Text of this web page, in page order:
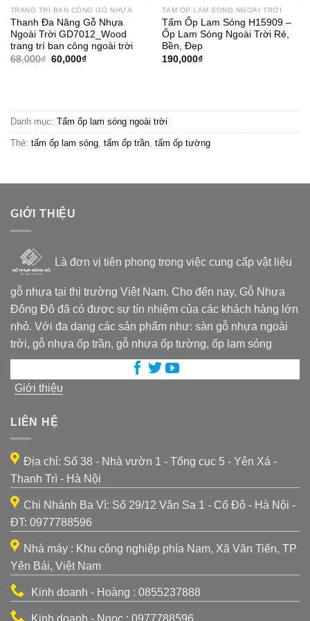
TRANG TRÍ BAN CÔNG GỖ NHỰA
Thanh Đa Năng Gỗ Nhựa
Ngoài Trời GD7012_Wood
trang trí ban công ngoài trời
68,000₫ Giá
gốc
60,000₫Giá
TẤM ỐP LAM SÓNG NGOÀI TRỜI
Tấm Ốp Lam Sóng H15909 –
Ốp Lam Sóng Ngoài Trời Rẻ,
Bền, Đẹp
190,000₫
Danh mục: Tấm ốp lam sóng ngoài trời
Thẻ: tấm ốp lam sóng, tấm ốp trần, tấm ốp tường
GIỚI THIỆU
Là đơn vị tiên phong trong việc cung cấp vật liệu
gỗ nhựa tại thị trường Việt Nam. Cho đến nay, Gỗ Nhựa
Đông Đô đã có được sự tín nhiệm của các khách hàng lớn
nhỏ. Với đa dạng các sản phẩm như: sàn gỗ nhựa ngoài
trời, gỗ nhựa ốp trần, gỗ nhựa ốp tường, ốp lam sóng
Giới thiệu
LIÊN HỆ
Địa chỉ: Số 38 - Nhà vườn 1 - Tổng cục 5 - Yên Xá -
Thanh Trì - Hà Nội
Chi Nhánh Ba Vì: Số 29/12 Vân Sa 1 - Cổ Đô - Hà Nội -
ĐT: 0977788596
Nhà máy : Khu công nghiệp phía Nam, Xã Văn Tiến, TP
Yên Bái, Việt Nam
Kinh doanh - Hoàng : 0855237888